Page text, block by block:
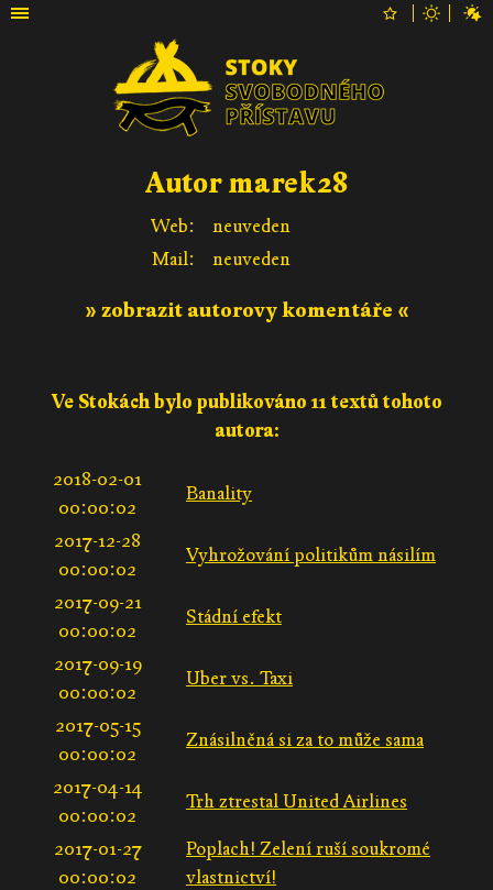
Autor marek28
Web:
neuveden
Mail:
neuveden
» zobrazit autorovy komentáře «
Ve Stokách bylo publikováno 11 textů tohoto
autora:
2018-02-01
00:00:02
Banality
2017-12-28
00:00:02
Vyhrožování politikům násilím
2017-09-21
00:00:02
Stádní efekt
2017-09-19
00:00:02
Uber vs. Taxi
2017-05-15
00:00:02
Znásilněná si za to může sama
2017-04-14
00:00:02
Trh ztrestal United Airlines
2017-01-27
00:00:02
Poplach! Zelení ruší soukromé
vlastnictví!